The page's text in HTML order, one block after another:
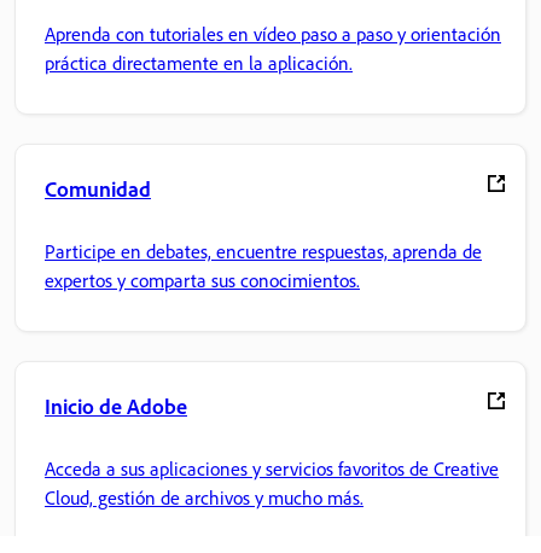
Aprenda con tutoriales en vídeo paso a paso y orientación
práctica directamente en la aplicación.
Comunidad
Participe en debates, encuentre respuestas, aprenda de
expertos y comparta sus conocimientos.
Inicio de Adobe
Acceda a sus aplicaciones y servicios favoritos de Creative
Cloud, gestión de archivos y mucho más.